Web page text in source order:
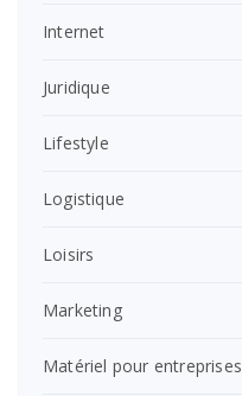
Internet
Juridique
Lifestyle
Logistique
Loisirs
Marketing
Matériel pour entreprises